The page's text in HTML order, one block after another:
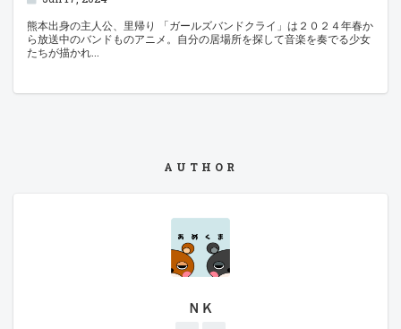
熊本出身の主人公、里帰り 「ガールズバンドクライ」は２０２４年春か
ら放送中のバンドものアニメ。自分の居場所を探して音楽を奏でる少女
たちが描かれ
AUTHOR
ＮＫ